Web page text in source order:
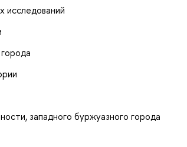
исследований
западного буржуазного города